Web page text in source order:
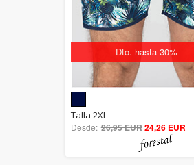
Dto. hasta 30%
out of 5
Talla 2XL
Desde: 26,95 EUR24,26 EUR